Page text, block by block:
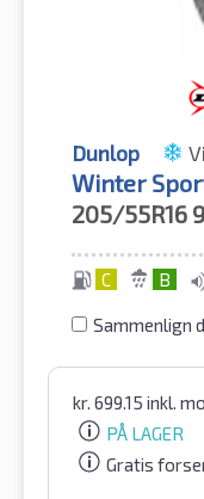
Dunlop
Winter
205/55R16
C B
Sammenlign
kr. 699.15 inkl.
PÅ LAGER
Gratis